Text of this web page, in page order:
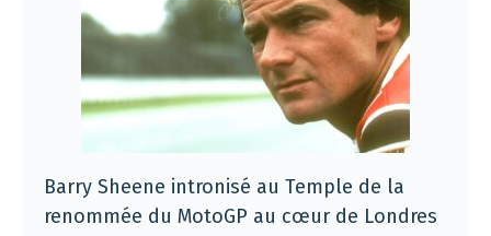
Barry Sheene intronisé au Temple de la
renommée du MotoGP au cœur de Londres